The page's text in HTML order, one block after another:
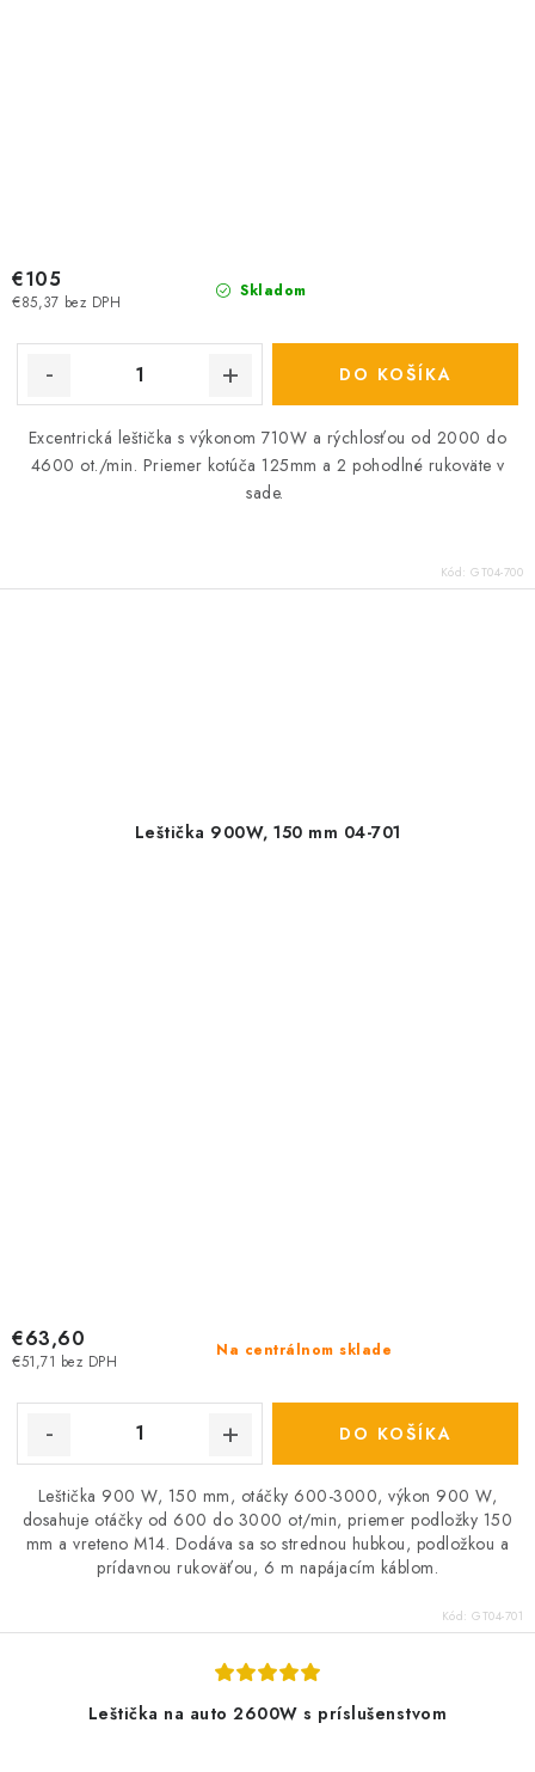
Skladom
€85,37 bez DPH
€105
DO KOŠÍKA
Excentrická leštička s výkonom 710W a rýchlosťou od 2000 do
4600 ot./min. Priemer kotúča 125mm a 2 pohodlné rukoväte v
sade.
Kód: GT04-700
Leštička 900W, 150 mm 04-701
Na centrálnom sklade
€51,71 bez DPH
€63,60
DO KOŠÍKA
Leštička 900 W, 150 mm, otáčky 600-3000, výkon 900 W,
dosahuje otáčky od 600 do 3000 ot/min, priemer podložky 150
mm a vreteno M14. Dodáva sa so strednou hubkou, podložkou a
prídavnou rukoväťou, 6 m napájacím káblom.
Kód: GT04-701
Leštička na auto 2600W s príslušenstvom